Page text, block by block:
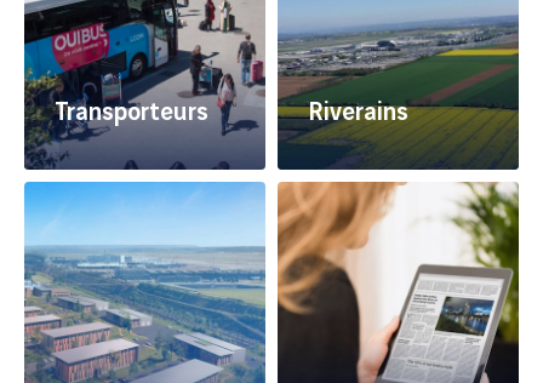
Transporteurs
Opérateur d'autocars,
taxi ou VTC, retrouvez
l'ensemble des
accéder à la plateforme
ou devenir opérateur
Riverains
Retrouvez les
informations utiles et
services pratiques faits
pour les riverains